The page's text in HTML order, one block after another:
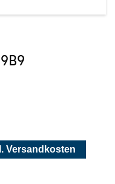
Versandkosten